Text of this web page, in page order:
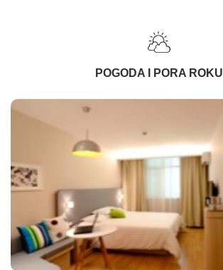
POGODA I PORA ROKU